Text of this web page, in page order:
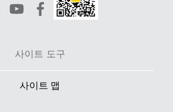
사이트 도구
사이트 맵